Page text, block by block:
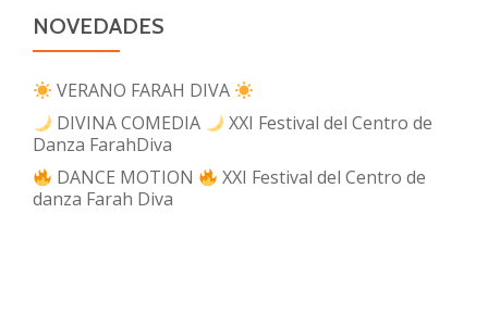
NOVEDADES
VERANO FARAH DIVA
DIVINA COMEDIA
XXI Festival del Centro de
Danza FarahDiva
DANCE MOTION
XXI Festival del Centro de
danza Farah Diva